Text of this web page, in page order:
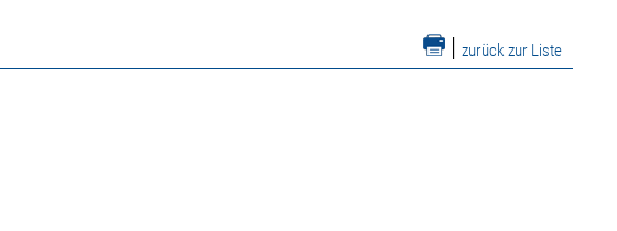
| zurück zur Liste